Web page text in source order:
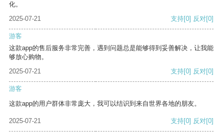
化。
2025-07-21
支持[0] 反对[0]
游客
这款app的售后服务非常完善，遇到问题总是能够得到妥善解决，让我能
够放心购物。
2025-07-21
支持[0] 反对[0]
游客
这款app的用户群体非常庞大，我可以结识到来自世界各地的朋友。
2025-07-21 支持[0] 反对[0]